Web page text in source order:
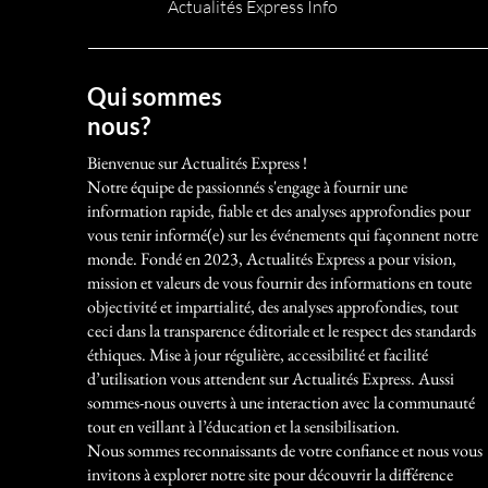
Actualités Express Info
Qui sommes
nous?
Bienvenue sur Actualités Express !
Notre équipe de passionnés s'engage à fournir une
information rapide, fiable et des analyses approfondies pour
vous tenir informé(e) sur les événements qui façonnent notre
monde. Fondé en 2023, Actualités Express a pour vision,
mission et valeurs de vous fournir des informations en toute
objectivité et impartialité, des analyses approfondies, tout
ceci dans la transparence éditoriale et le respect des standards
éthiques. Mise à jour régulière, accessibilité et facilité
d’utilisation vous attendent sur Actualités Express. Aussi
sommes-nous ouverts à une interaction avec la communauté
tout en veillant à l’éducation et la sensibilisation.
Nous sommes reconnaissants de votre confiance et nous vous
invitons à explorer notre site pour découvrir la différence